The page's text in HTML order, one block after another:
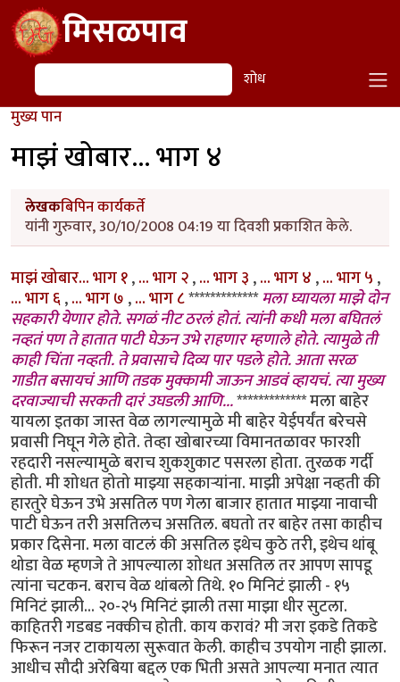
Skip to main contentमिसळपाव
शोध शोध
मुख्य पान
माझं खोबार... भाग ४
लेखकबिपिन कार्यकर्ते
यांनी गुरुवार, 30/10/2008 04:19 या दिवशी प्रकाशित केले.
माझं खोबार... भाग १,... भाग २,... भाग ३,... भाग ४,... भाग ५,
... भाग ६,... भाग ७,... भाग ८*************मला घ्यायला माझे दोन
सहकारी येणार होते. सगळं नीट ठरलं होतं. त्यांनी कधी मला बघितलं
नव्हतं पण ते हातात पाटी घेऊन उभे राहणार म्हणाले होते. त्यामुळे ती
काही चिंता नव्हती. ते प्रवासाचे दिव्य पार पडले होते. आता सरळ
गाडीत बसायचं आणि तडक मुक्कामी जाऊन आडवं व्हायचं. त्या मुख्य
दरवाज्याची सरकती दारं उघडली आणि...************* मला बाहेर
यायला इतका जास्त वेळ लागल्यामुळे मी बाहेर येईपर्यंत बरेचसे
प्रवासी निघून गेले होते. तेव्हा खोबारच्या विमानतळावर फारशी
रहदारी नसल्यामुळे बराच शुकशुकाट पसरला होता. तुरळक गर्दी
होती. मी शोधत होतो माझ्या सहकार्‍यांना. माझी अपेक्षा नव्हती की
हारतुरे घेऊन उभे असतिल पण गेला बाजार हातात माझ्या नावाची
पाटी घेऊन तरी असतिलच असतिल. बघतो तर बाहेर तसा काहीच
प्रकार दिसेना. मला वाटलं की असतिल इथेच कुठे तरी, इथेच थांबू
थोडा वेळ म्हणजे ते आपल्याला शोधत असतिल तर आपण सापडू
त्यांना चटकन. बराच वेळ थांबलो तिथे. १० मिनिटं झाली - १५
मिनिटं झाली... २०-२५ मिनिटं झाली तसा माझा धीर सुटला.
काहितरी गडबड नक्कीच होती. काय करावं? मी जरा इकडे तिकडे
फिरून नजर टाकायला सुरूवात केली. काहीच उपयोग नाही झाला.
आधीच सौदी अरेबिया बद्दल एक भिती असते आपल्या मनात त्यात